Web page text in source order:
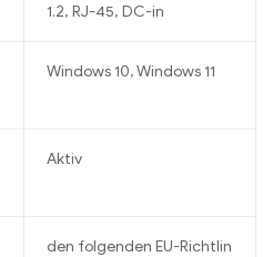
1.2, RJ-45, DC-in
Windows 10, Windows 11
Aktiv
den folgenden EU-Richtlin